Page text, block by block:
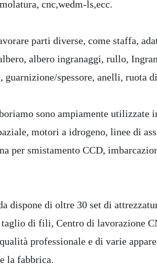
cnc,wedm-ls,ecc.
parti diverse, come staffa,
albero ingranaggi, rullo,
guarnizione/spessore, anelli, ruota
sono ampiamente utilizzate
motori a idrogeno, linee di
per smistamento CCD,
dispone di oltre 30 set di
di fili, Centro di lavorazione
professionale e di varie
la fabbrica.